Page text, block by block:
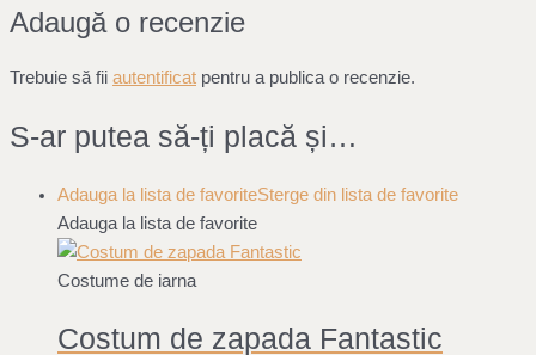
Adaugă o recenzie
Trebuie să fii autentificat pentru a publica o recenzie.
S-ar putea să-ți placă și…
Adauga la lista de favoriteSterge din lista de favorite
Adauga la lista de favorite
Costume de iarna
Costum de zapada Fantastic